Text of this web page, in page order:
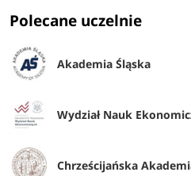
Polecane uczelnie
Akademia Śląska
Wydział Nauk
Chrześcijańska Akademia